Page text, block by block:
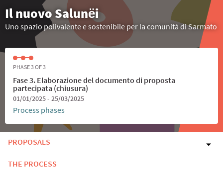
Il nuovo Salunёi
Uno spazio polivalente e sostenibile per la comunità di Sarmato
PHASE 3 OF 3
Fase 3. Elaborazione del documento di proposta
partecipata (chiusura)
01/01/2025 - 25/03/2025
Process phases
PROPOSALS
THE PROCESS